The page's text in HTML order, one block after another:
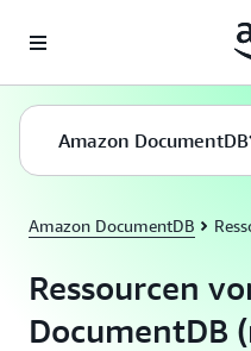
Überspringen zum Hauptinhalt
Amazon DocumentDB
Amazon DocumentDB
Ressourcen
DocumentDB